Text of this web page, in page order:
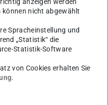
der Elektromobilität statt.
hier Ideen und Lösungen rund
können nicht abgewählt
Spracheinstellung und
„Statistik“ die
Statistik-Software
von Cookies erhalten Sie
.